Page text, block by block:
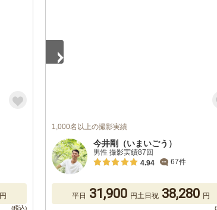
円
1,000名以上の撮影実績
今井剛（いまいごう）
男性 撮影実績87回
4.94
67件
平日 31,900 円土日祝 38,280 円